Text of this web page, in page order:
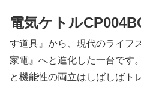
電気ケトル
す道具』から、現代のライフ
家電』へと進化した一台です
と機能性の両立はしばしばト